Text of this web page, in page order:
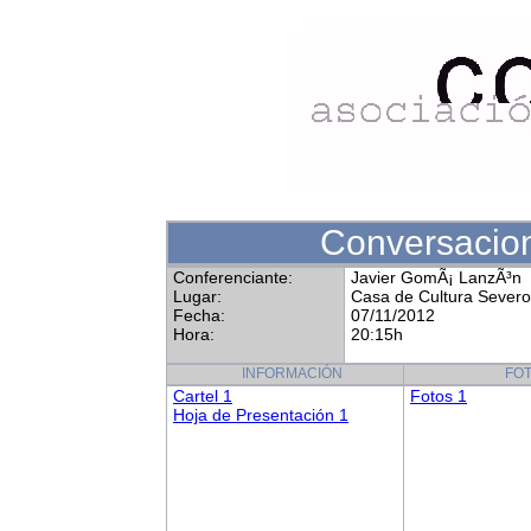
Conferenciante:
Lugar:
Fecha:
Hora:
Javier GomÃ¡ LanzÃ³n
Casa de Cultura
07/11/2012
20:15h
INFORMACIÓN
Cartel 1
Hoja de Presentación 1
Fotos 1